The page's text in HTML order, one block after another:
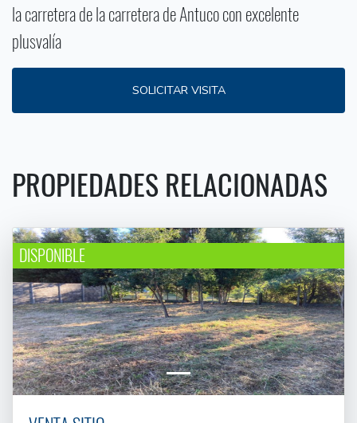
la carretera de la carretera de Antuco con excelente
plusvalía
SOLICITAR VISITA
PROPIEDADES RELACIONADAS
DISPONIBLE